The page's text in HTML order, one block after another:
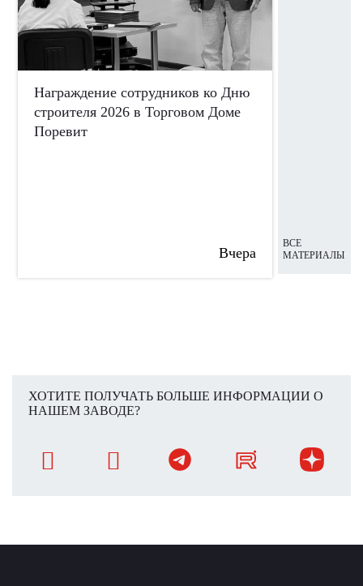
Награждение сотрудников ко Дню
строителя 2026 в Торговом Доме
Поревит
Вчера
ВСЕ
МАТЕРИАЛЫ
ХОТИТЕ ПОЛУЧАТЬ БОЛЬШЕ ИНФОРМАЦИИ О
НАШЕМ ЗАВОДЕ?